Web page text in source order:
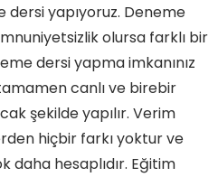
dersi yapıyoruz. Deneme
olursa farklı bir
dersi yapma imkanınız
canlı ve birebir
şekilde yapılır. Verim
hiçbir farkı yoktur ve
daha hesaplıdır. Eğitim